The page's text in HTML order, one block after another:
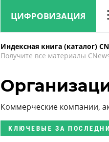
ЦИФРОВИЗАЦИЯ
Индексная книга (каталог)
Получите все материалы
Коммерческие компании,
КЛЮЧЕВЫЕ ЗА